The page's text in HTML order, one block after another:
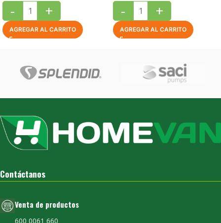
- +
AGREGAR AL CARRITO
- +
AGREGAR AL CARRITO
Contáctanos
Venta de productos
600 0061 660